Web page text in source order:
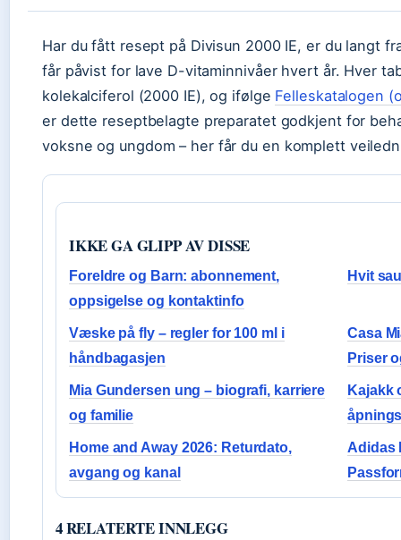
Har du fått resept på Divisun 2000 IE, er du langt
får påvist for lave D-vitaminnivåer hvert år. Hver
kolekalciferol (2000 IE), og ifølge Felleskatalogen
er dette reseptbelagte preparatet godkjent for
voksne og ungdom – her får du en komplett
IKKE GA GLIPP AV DISSE
Foreldre og Barn: abonnement,
oppsigelse og kontaktinfo
Hvit
Væske på fly – regler for 100 ml i
håndbagasjen
Casa
Priser
Mia Gundersen ung – biografi, karriere
og familie
Kajakk
Home and Away 2026: Returdato,
avgang og kanal
Adidas
4 RELATERTE INNLEGG